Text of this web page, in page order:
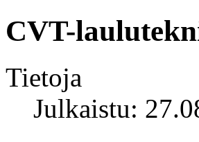
CVT-
Tietoja
Julkaistu: